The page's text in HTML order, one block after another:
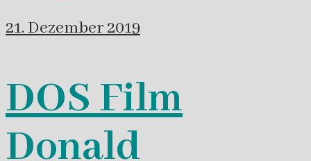
21. Dezember 2019
DOS Film
Donald